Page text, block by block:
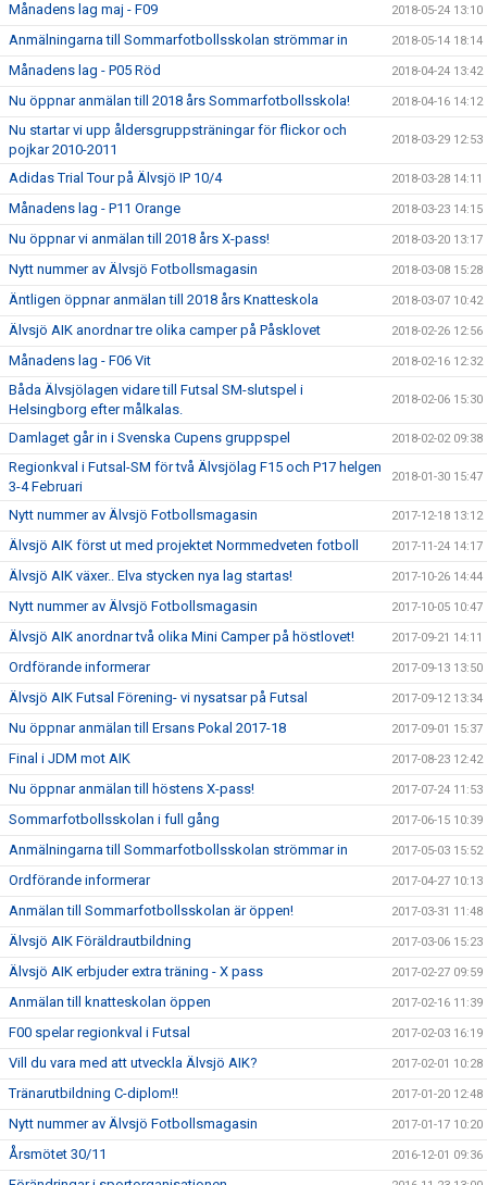
Månadens lag maj - F09 2018-05-24 13:10
Anmälningarna till Sommarfotbollsskolan strömmar in 2018-05-14 18:14
Månadens lag - P05 Röd 2018-04-24 13:42
Nu öppnar anmälan till 2018 års Sommarfotbollsskola! 2018-04-16 14:12
Nu startar vi upp åldersgruppsträningar för flickor och
pojkar 2010-2011
2018-03-29 12:53
Adidas Trial Tour på Älvsjö IP 10/4 2018-03-28 14:11
Månadens lag - P11 Orange 2018-03-23 14:15
Nu öppnar vi anmälan till 2018 års X-pass! 2018-03-20 13:17
Nytt nummer av Älvsjö Fotbollsmagasin 2018-03-08 15:28
Äntligen öppnar anmälan till 2018 års Knatteskola 2018-03-07 10:42
Älvsjö AIK anordnar tre olika camper på Påsklovet 2018-02-26 12:56
Månadens lag - F06 Vit 2018-02-16 12:32
Båda Älvsjölagen vidare till Futsal SM-slutspel i
Helsingborg efter målkalas.
2018-02-06 15:30
Damlaget går in i Svenska Cupens gruppspel 2018-02-02 09:38
Regionkval i Futsal-SM för två Älvsjölag F15 och P17 helgen
3-4 Februari
2018-01-30 15:47
Nytt nummer av Älvsjö Fotbollsmagasin 2017-12-18 13:12
Älvsjö AIK först ut med projektet Normmedveten fotboll 2017-11-24 14:17
Älvsjö AIK växer.. Elva stycken nya lag startas! 2017-10-26 14:44
Nytt nummer av Älvsjö Fotbollsmagasin 2017-10-05 10:47
Älvsjö AIK anordnar två olika Mini Camper på höstlovet! 2017-09-21 14:11
Ordförande informerar 2017-09-13 13:50
Älvsjö AIK Futsal Förening- vi nysatsar på Futsal 2017-09-12 13:34
Nu öppnar anmälan till Ersans Pokal 2017-18 2017-09-01 15:37
Final i JDM mot AIK 2017-08-23 12:42
Nu öppnar anmälan till höstens X-pass! 2017-07-24 11:53
Sommarfotbollsskolan i full gång 2017-06-15 10:39
Anmälningarna till Sommarfotbollsskolan strömmar in 2017-05-03 15:52
Ordförande informerar 2017-04-27 10:13
Anmälan till Sommarfotbollsskolan är öppen! 2017-03-31 11:48
Älvsjö AIK Föräldrautbildning 2017-03-06 15:23
Älvsjö AIK erbjuder extra träning - X pass 2017-02-27 09:59
Anmälan till knatteskolan öppen 2017-02-16 11:39
F00 spelar regionkval i Futsal 2017-02-03 16:19
Vill du vara med att utveckla Älvsjö AIK? 2017-02-01 10:28
Tränarutbildning C-diplom!! 2017-01-20 12:48
Nytt nummer av Älvsjö Fotbollsmagasin 2017-01-17 10:20
Årsmötet 30/11 2016-12-01 09:36